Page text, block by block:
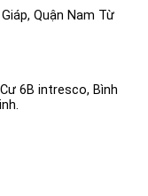
Quận Nam Từ
6B intresco, Bình